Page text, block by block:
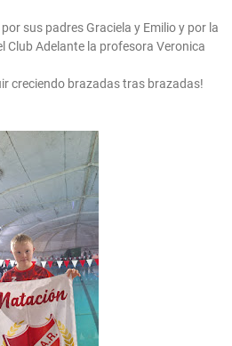
sus padres Graciela y Emilio y por la
Club Adelante la profesora Veronica
creciendo brazadas tras brazadas!